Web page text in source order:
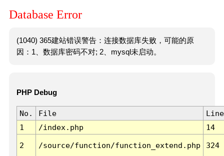
Database Error
(1040) 365建站错误警告：连接数据库失败，可能的原
因：1、数据库密码不对; 2、mysql未启动。
PHP Debug
No. File
Line
1
/index.php 14
2 /source/function/function_extend.php 324